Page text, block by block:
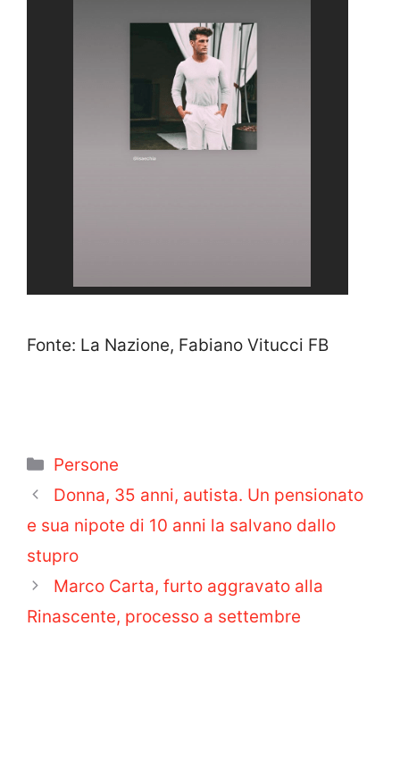
Fonte: La Nazione, Fabiano Vitucci FB
Categorie
Persone
Donna, 35 anni, autista. Un pensionato
e sua nipote di 10 anni la salvano dallo
stupro
Marco Carta, furto aggravato alla
Rinascente, processo a settembre